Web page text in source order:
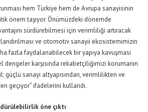
hem Türkiye hem de Avrupa sanayisinin
önem taşıyor. Önümüzdeki dönemde
sürdürebilmesi için verimliliği artıracak
ve otomotiv sanayii ekosistemimizin
fazla faydalanabilecek bir yapıya kavuşması
dengeler karşısında rekabetçiliğimizi korumanın
güçlü sanayi altyapısından, verimlilikten ve
geçiyor” ifadelerini kullandı.
öne çıktı